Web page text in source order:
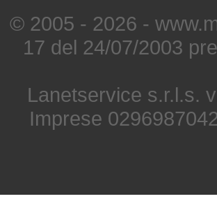
© 2005 - 2026 -
17 del 24/07/2003
Lanetservice s.r.l.s.
Imprese